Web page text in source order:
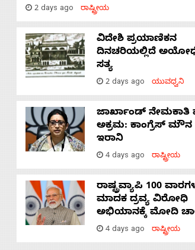
2 days ago ರಾಷ್ಟ್ರೀಯ
ವಿದೇಶಿ ಪ್ರಯಾಣಿಕನ
ದಿನಚರಿಯಲ್ಲಿದೆ
ಸತ್ಯ
2 days ago ಯುವಧ್ವನಿ
ಜಾರ್ಖಾಂಡ್‌ ನೇಮಕಾತಿ
ಅಕ್ರಮ: ಕಾಂಗ್ರೆಸ್‌ ಮೌನ
ಇರಾನಿ
4 days ago ರಾಷ್ಟ್ರೀಯ
ರಾಷ್ಟ್ರವ್ಯಾಪಿ 100
ಮಾದಕ ದ್ರವ್ಯ ವಿರೋಧಿ
ಅಭಿಯಾನಕ್ಕೆ ಮೋದಿ
4 days ago ರಾಷ್ಟ್ರೀಯ